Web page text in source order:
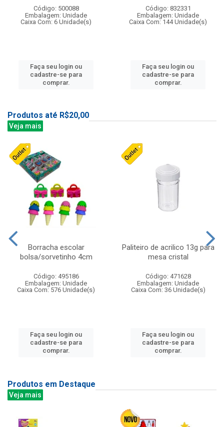
Código: 500088
Embalagem: Unidade
Caixa Com: 6 Unidade(s)
Faça seu login ou
cadastre-se para
comprar.
Código: 832331
Embalagem: Unidade
Caixa Com: 144 Unidade(s)
Faça seu login ou
cadastre-se para
comprar.
Produtos até R$20,00
Veja mais
Borracha escolar
bolsa/sorvetinho 4cm
Código: 495186
Embalagem: Unidade
Caixa Com: 576 Unidade(s)
Faça seu login ou
cadastre-se para
comprar.
Paliteiro de acrilico 13g para
mesa cristal
Código: 471628
Embalagem: Unidade
Caixa Com: 36 Unidade(s)
Faça seu login ou
cadastre-se para
comprar.
Produtos em Destaque
Veja mais